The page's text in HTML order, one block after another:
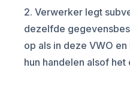
2. Verwerker legt
dezelfde
op als in deze VWO
hun handelen alsof